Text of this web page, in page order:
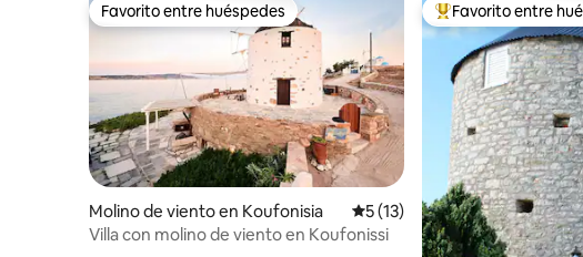
Favorito entre huéspedes
Favorito entre huéspedes
Molino de viento en Koufonisia Calificación promedio: 5 de 5.
5 (13)
Villa con molino de viento en Koufonissi
Favorito entre los
Favorito entre